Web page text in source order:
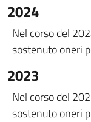
2024
Nel corso del
sostenuto oneri
2023
Nel corso del
sostenuto oneri